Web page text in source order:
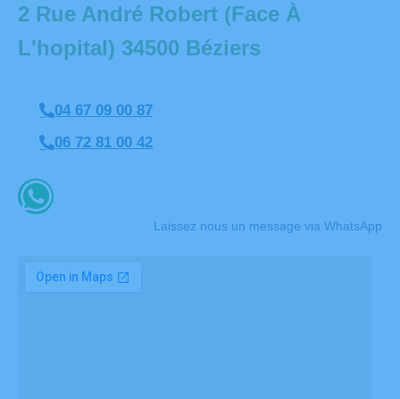
2 Rue André Robert (Face À
L'hopital) 34500 Béziers​
04 67 09 00 87
06 72 81 00 42
Laissez nous un message via WhatsApp